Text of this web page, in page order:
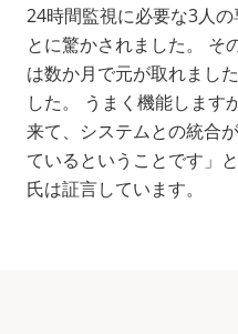
24時間監視に必要な3人
とに驚かされました。 そ
は数か月で元が取れまし
した。 うまく機能します
来て、システムとの統合
ているということです」
氏は証言しています。